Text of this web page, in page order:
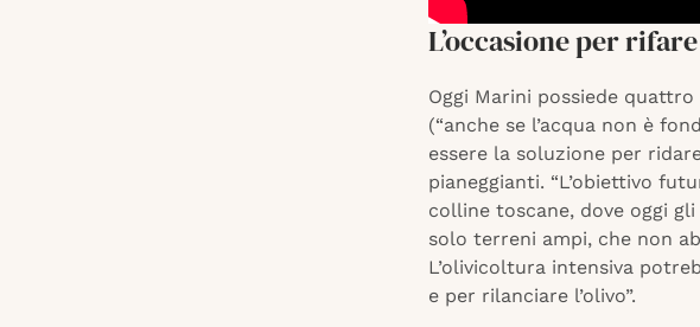
L’occasione per
Oggi Marini possiede
(“anche se l’acqua non è
essere la soluzione per
pianeggianti. “L’obiettivo
colline toscane, dove oggi
solo terreni ampi, che non
L’olivicoltura intensiva
e per rilanciare l’olivo”.